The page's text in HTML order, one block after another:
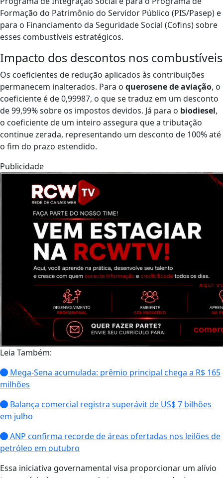
Formação do Patrimônio do Servidor Público (PIS/Pasep) e
para o Financiamento da Seguridade Social (Cofins) sobre
esses combustíveis estratégicos.
Impacto dos descontos nos combustíveis
Os coeficientes de redução aplicados às contribuições
permanecem inalterados. Para o querosene de aviação, o
coeficiente é de 0,99987, o que se traduz em um desconto
de 99,99% sobre os impostos devidos. Já para o biodiesel,
o coeficiente de um inteiro assegura que a tributação
continue zerada, representando um desconto de 100% até
o fim do prazo estendido.
Publicidade
Leia Também:
Mega-Sena acumulada: prêmio principal chega a R$ 165
milhões
Balança comercial registra superávit de US$ 7 bilhões
em julho
ANP confirma recorde de áreas ofertadas nos leilões de
petróleo em outubro
Essa iniciativa governamental visa proporcionar um alívio